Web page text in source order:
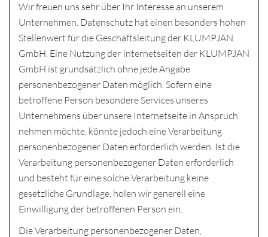
Wir freuen uns sehr über Ihr Interesse an unserem
Unternehmen. Datenschutz hat einen besonders hohen
Stellenwert für die Geschäftsleitung der KLUMPJAN
GmbH. Eine Nutzung der Internetseiten der KLUMPJAN
GmbH ist grundsätzlich ohne jede Angabe
personenbezogener Daten möglich. Sofern eine
betroffene Person besondere Services unseres
Unternehmens über unsere Internetseite in Anspruch
nehmen möchte, könnte jedoch eine Verarbeitung
personenbezogener Daten erforderlich werden. Ist die
Verarbeitung personenbezogener Daten erforderlich
und besteht für eine solche Verarbeitung keine
gesetzliche Grundlage, holen wir generell eine
Einwilligung der betroffenen Person ein.
Die Verarbeitung personenbezogener Daten,